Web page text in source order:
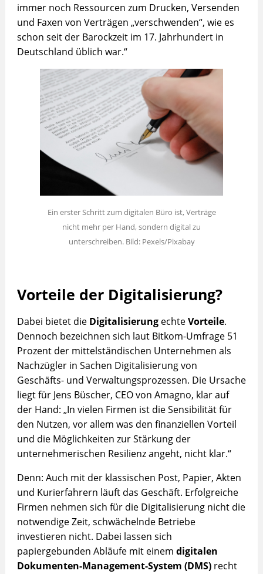
immer noch Ressourcen zum Drucken, Versenden
und Faxen von Verträgen „verschwenden“, wie es
schon seit der Barockzeit im 17. Jahrhundert in
Deutschland üblich war.“
Ein erster Schritt zum digitalen Büro ist, Verträge
nicht mehr per Hand, sondern digital zu
unterschreiben. Bild: Pexels/Pixabay
Vorteile der Digitalisierung?
Dabei bietet die DigitalisierungechteVorteile.
Dennoch bezeichnen sich laut Bitkom-Umfrage 51
Prozent der mittelständischen Unternehmen als
Nachzügler in Sachen Digitalisierung von
Geschäfts- und Verwaltungsprozessen. Die Ursache
liegt für Jens Büscher, CEO von Amagno, klar auf
der Hand: „In vielen Firmen ist die Sensibilität für
den Nutzen, vor allem was den finanziellen Vorteil
und die Möglichkeiten zur Stärkung der
unternehmerischen Resilienz angeht, nicht klar.“
Denn: Auch mit der klassischen Post, Papier, Akten
und Kurierfahrern läuft das Geschäft. Erfolgreiche
Firmen nehmen sich für die Digitalisierung nicht die
notwendige Zeit, schwächelnde Betriebe
investieren nicht. Dabei lassen sich
papiergebunden Abläufe mit einem digitalen
Dokumenten-Management-System (DMS)recht